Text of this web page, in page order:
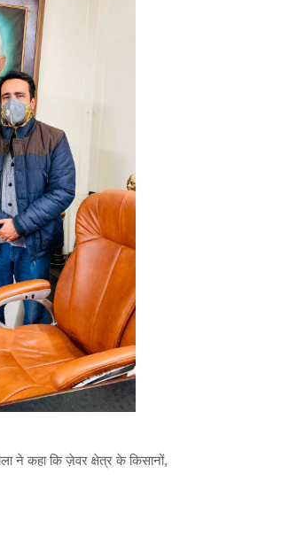
ने कहा कि ज़ेवर क्षेत्र के किसानों,